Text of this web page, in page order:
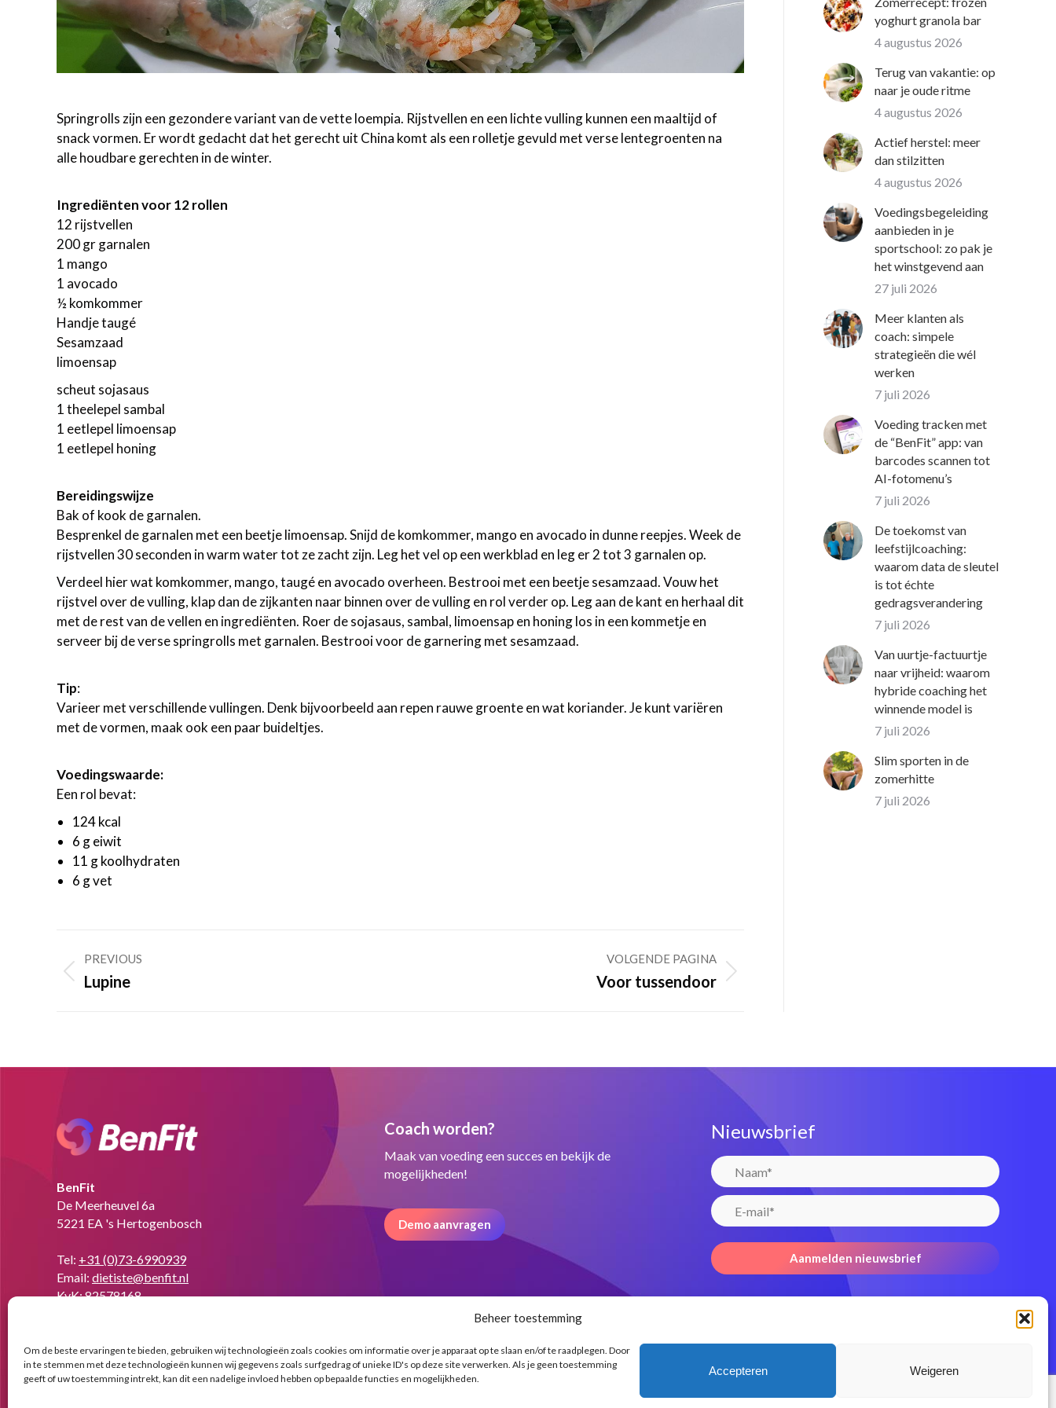
Beheer toestemming
Om de beste ervaringen te bieden, gebruiken wij technologieën zoals cookies om informatie over je apparaat op te slaan en/of te raadplegen. Door
in te stemmen met deze technologieën kunnen wij gegevens zoals surfgedrag of unieke ID's op deze site verwerken. Als je geen toestemming
geeft of uw toestemming intrekt, kan dit een nadelige invloed hebben op bepaalde functies en mogelijkheden.
Accepteren Weigeren
Springrolls zijn een gezondere variant van de vette loempia. Rijstvellen en een lichte vulling kunnen een maaltijd of
snack vormen. Er wordt gedacht dat het gerecht uit China komt als een rolletje gevuld met verse lentegroenten na
alle houdbare gerechten in de winter.
Ingrediënten voor 12 rollen
12 rijstvellen
200 gr garnalen
1 mango
1 avocado
½ komkommer
Handje taugé
Sesamzaad
limoensap
scheut sojasaus
1 theelepel sambal
1 eetlepel limoensap
1 eetlepel honing
Bereidingswijze
Bak of kook de garnalen.
Besprenkel de garnalen met een beetje limoensap. Snijd de komkommer, mango en avocado in dunne reepjes. Week de
rijstvellen 30 seconden in warm water tot ze zacht zijn. Leg het vel op een werkblad en leg er 2 tot 3 garnalen op.
Verdeel hier wat komkommer, mango, taugé en avocado overheen. Bestrooi met een beetje sesamzaad. Vouw het
rijstvel over de vulling, klap dan de zijkanten naar binnen over de vulling en rol verder op. Leg aan de kant en herhaal dit
met de rest van de vellen en ingrediënten. Roer de sojasaus, sambal, limoensap en honing los in een kommetje en
serveer bij de verse springrolls met garnalen. Bestrooi voor de garnering met sesamzaad.
Tip:
Varieer met verschillende vullingen. Denk bijvoorbeeld aan repen rauwe groente en wat koriander. Je kunt variëren
met de vormen, maak ook een paar buideltjes.
Voedingswaarde:
Een rol bevat:
124 kcal
6 g eiwit
11 g koolhydraten
6 g vet
navigation
PREVIOUS
Previous
Lupine
VOLGENDE PAGINA
Voor tussendoor
yoghurt granola bar
4 augustus 2026
Terug van vakantie: op
naar je oude ritme
4 augustus 2026
Actief herstel: meer
dan stilzitten
4 augustus 2026
Voedingsbegeleiding
aanbieden in je
sportschool: zo pak je
het winstgevend aan
27 juli 2026
Meer klanten als
coach: simpele
strategieën die wél
werken
7 juli 2026
Voeding tracken met
de “BenFit” app: van
barcodes scannen tot
AI-fotomenu’s
7 juli 2026
De toekomst van
leefstijlcoaching:
waarom data de sleutel
is tot échte
gedragsverandering
7 juli 2026
Van uurtje-factuurtje
naar vrijheid: waarom
hybride coaching het
winnende model is
7 juli 2026
Slim sporten in de
zomerhitte
7 juli 2026
BenFit
De Meerheuvel 6a
5221 EA 's Hertogenbosch
Tel: +31 (0)73-6990939
Email: dietiste@benfit.nl
KvK: 82578168
page
opens
page
opens
page
opens
Coach worden?
Maak van voeding een succes en bekijk de
mogelijkheden!
Demo aanvragen
Nieuwsbrief